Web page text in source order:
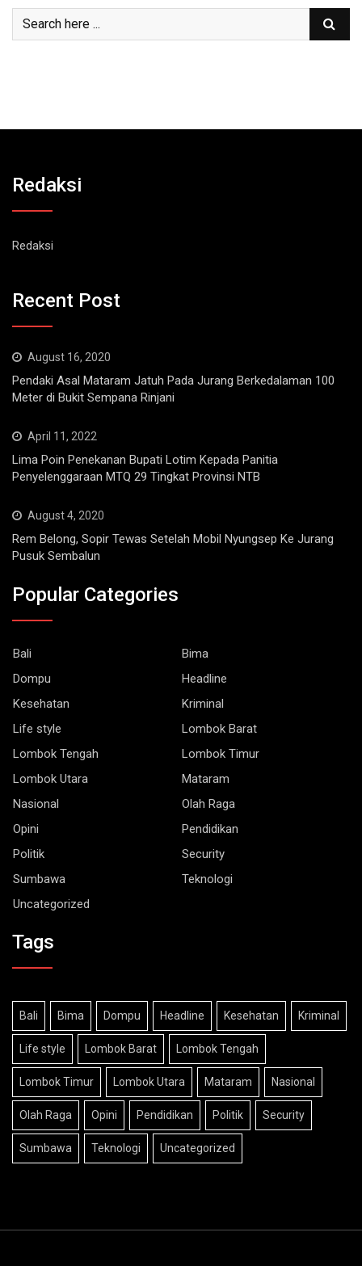
Redaksi
Redaksi
Recent Post
August 16, 2020
Pendaki Asal Mataram Jatuh Pada Jurang Berkedalaman 100
Meter di Bukit Sempana Rinjani
April 11, 2022
Lima Poin Penekanan Bupati Lotim Kepada Panitia
Penyelenggaraan MTQ 29 Tingkat Provinsi NTB
August 4, 2020
Rem Belong, Sopir Tewas Setelah Mobil Nyungsep Ke Jurang
Pusuk Sembalun
Popular Categories
Bali
Bima
Dompu
Headline
Kesehatan
Kriminal
Life style
Lombok Barat
Lombok Tengah
Lombok Timur
Lombok Utara
Mataram
Nasional
Olah Raga
Opini
Pendidikan
Politik
Security
Sumbawa
Teknologi
Uncategorized
Tags
Bali Bima Dompu Headline Kesehatan Kriminal
Life style Lombok Barat Lombok Tengah
Lombok Timur Lombok Utara Mataram Nasional
Olah Raga Opini Pendidikan Politik Security
Sumbawa Teknologi Uncategorized